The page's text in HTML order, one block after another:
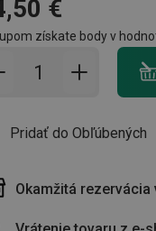
€
získate body v
Pridať do košíka - počet
Pridať do Obľúbených
Okamžitá